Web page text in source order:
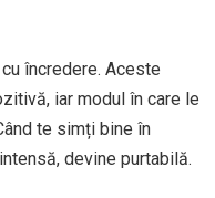
încredere. Aceste
iar modul în care le
te simți bine în
devine purtabilă.